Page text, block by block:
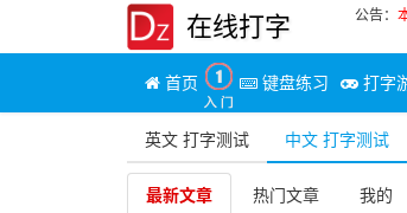
在线打字 公告：
首页 键盘练习 打字
英文 打字测试 中文 打字测试
最新文章 热门文章
我的